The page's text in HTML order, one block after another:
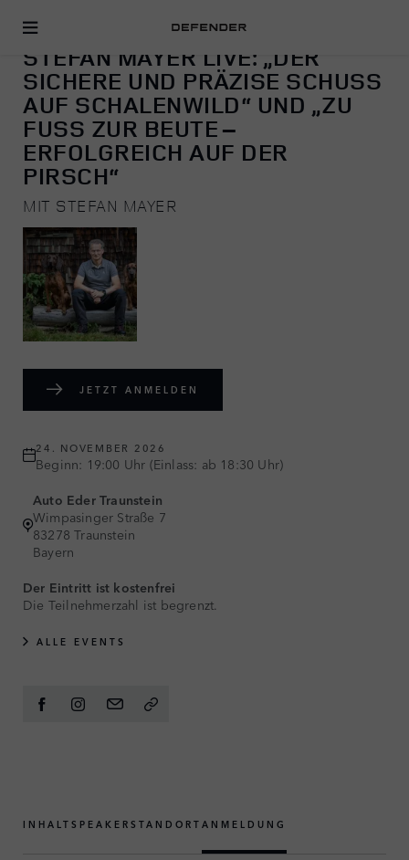
JAGEN
STEFAN MAYER LIVE: „DER
SICHERE UND PRÄZISE SCHUSS
AUF SCHALENWILD“ UND „ZU
FUSS ZUR BEUTE – E
RFOLGREICH AUF DER P
IRSCH“
MIT STEFAN MAYER
JETZT ANMELDEN
24. NOVEMBER 2026
Beginn: 19:00 Uhr (Einlass: ab 18:30 Uhr)
Auto Eder Traunstein
Wimpasinger Straße 7
83278 Traunstein
Bayern
Der Eintritt ist kostenfrei
Die Teilnehmerzahl ist begrenzt.
ALLE EVENTS
INHALT SPEAKER STANDORT ANMELDUNG